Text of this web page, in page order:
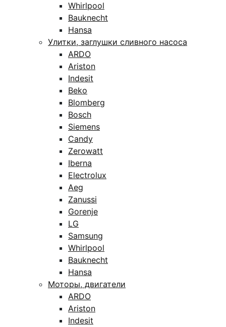
Whirlpool
Bauknecht
Hansa
Улитки, заглушки сливного насоса
ARDO
Ariston
Indesit
Beko
Blomberg
Bosch
Siemens
Candy
Zerowatt
Iberna
Electrolux
Aeg
Zanussi
Gorenje
LG
Samsung
Whirlpool
Bauknecht
Hansa
Моторы, двигатели
ARDO
Ariston
Indesit